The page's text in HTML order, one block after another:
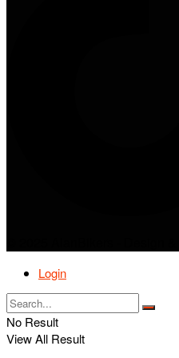
Login
No Result
View All Result